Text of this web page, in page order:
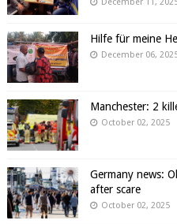
December 11,
Hilfe für meine
December 06,
Manchester: 2
October 02, 2025
Germany news:
after scare
October 02, 2025